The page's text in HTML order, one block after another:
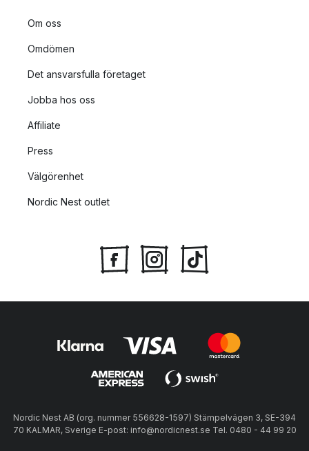
Om oss
Omdömen
Det ansvarsfulla företaget
Jobba hos oss
Affiliate
Press
Välgörenhet
Nordic Nest outlet
Nordic Nest AB (org. nummer 556628-1597) Stämpelvägen 3, SE-394
70 KALMAR, Sverige E-post: info@nordicnest.se Tel. 0480 - 44 99 20